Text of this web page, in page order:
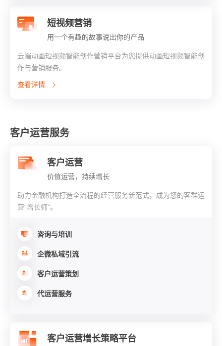
短视频营销
用一个有趣的故事说出你的产品
云端动画短视频智能创作营销平台为您提供动画短视频智能创
作与营销服务。
查看详情
客户运营服务
客户运营
价值运营，持续增长
助力金融机构打造全流程的经营服务新范式，成为您的客群运
营“增长师”。
咨询与培训
企微私域引流
客户运营策划
代运营服务
客户运营增长策略平台